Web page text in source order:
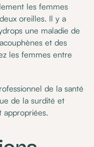
les femmes
oreilles. Il y a
une maladie de
et des
les femmes entre
de la santé
de la surdité et
appropriées.